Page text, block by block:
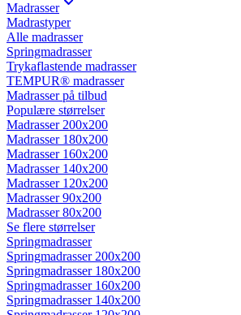
Madrasser
Madrastyper
Alle madrasser
Springmadrasser
Trykaflastende madrasser
TEMPUR® madrasser
Madrasser på tilbud
Populære størrelser
Madrasser 200x200
Madrasser 180x200
Madrasser 160x200
Madrasser 140x200
Madrasser 120x200
Madrasser 90x200
Madrasser 80x200
Se flere størrelser
Springmadrasser
Springmadrasser 200x200
Springmadrasser 180x200
Springmadrasser 160x200
Springmadrasser 140x200